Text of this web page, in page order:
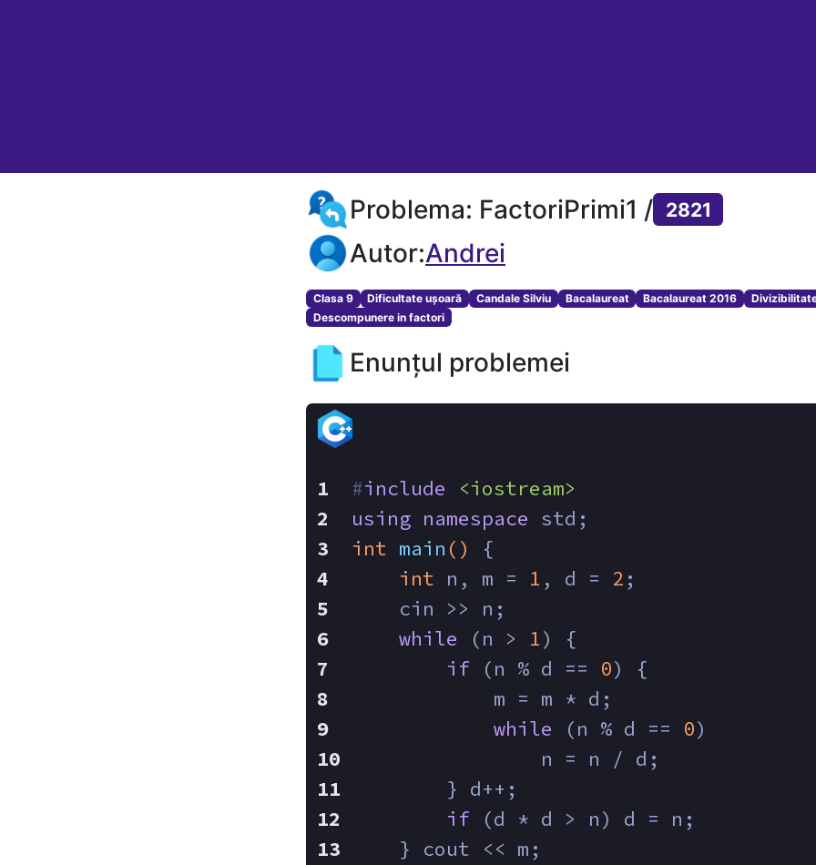
Problema: FactoriPrimi1 / 2821
Autor:Andrei
Clasa 9 Dificultate ușoară Candale Silviu Bacalaureat Bacalaureat 2016
Descompunere in factori
Enunțul problemei
#include
<iostream>
using namespace std;
int main ()
{
int n, m = 1 , d = 2 ;
    cin >> n;
while (n > 1) {
if (n % d == 0) {
            m = m * d;
while (n % d == 0)
                n = n / d;
        } d++;
if (d * d > n) d = n;
    } cout << m;